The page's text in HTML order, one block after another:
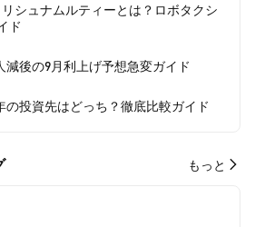
シュナムルティーとは？ロボタクシ
ド
減後の9月利上げ予想急変ガイド
の投資先はどっち？徹底比較ガイド
もっと